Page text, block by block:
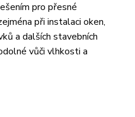
pro přesné
při instalaci oken,
a dalších stavebních
vůči vlhkosti a